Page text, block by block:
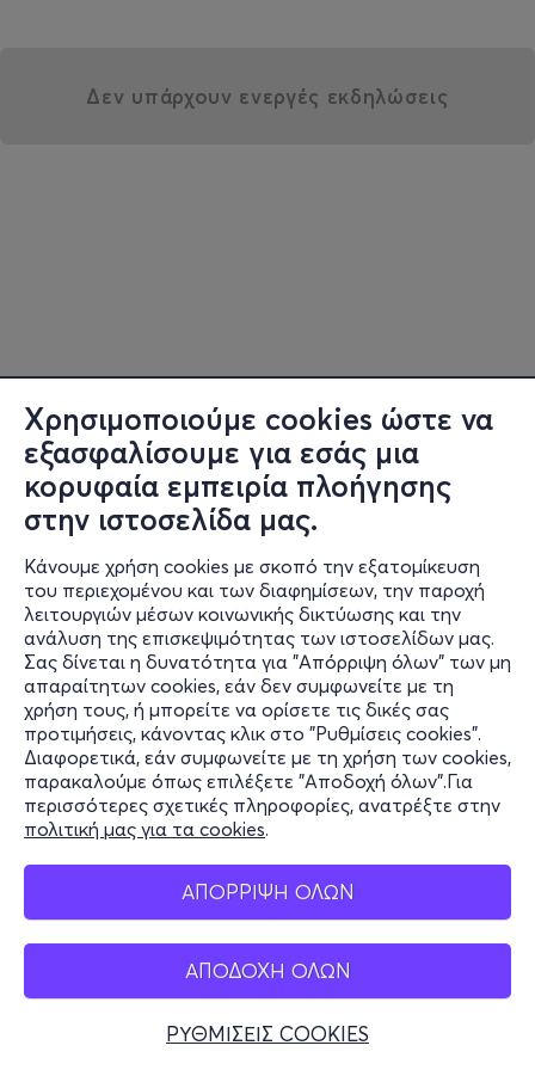
Χρησιμοποιούμε cookies ώστε να
εξασφαλίσουμε για εσάς μια
κορυφαία εμπειρία πλοήγησης
στην ιστοσελίδα μας.
Κάνουμε χρήση cookies με σκοπό την εξατομίκευση
του περιεχομένου και των διαφημίσεων, την παροχή
λειτουργιών μέσων κοινωνικής δικτύωσης και την
ανάλυση της επισκεψιμότητας των ιστοσελίδων μας.
Σας δίνεται η δυνατότητα για "Απόρριψη όλων" των μη
απαραίτητων cookies, εάν δεν συμφωνείτε με τη
χρήση τους, ή μπορείτε να ορίσετε τις δικές σας
προτιμήσεις, κάνοντας κλικ στο "Ρυθμίσεις cookies".
Διαφορετικά, εάν συμφωνείτε με τη χρήση των cookies,
παρακαλούμε όπως επιλέξετε "Αποδοχή όλων".Για
περισσότερες σχετικές πληροφορίες, ανατρέξτε στην
πολιτική μας για τα cookies.
ΑΠΟΡΡΙΨΗ ΟΛΩΝ
ΑΠΟΔΟΧΗ ΟΛΩΝ
ΡΥΘΜΙΣΕΙΣ COOKIES
Δεν υπάρχουν ενεργές εκδηλώσεις